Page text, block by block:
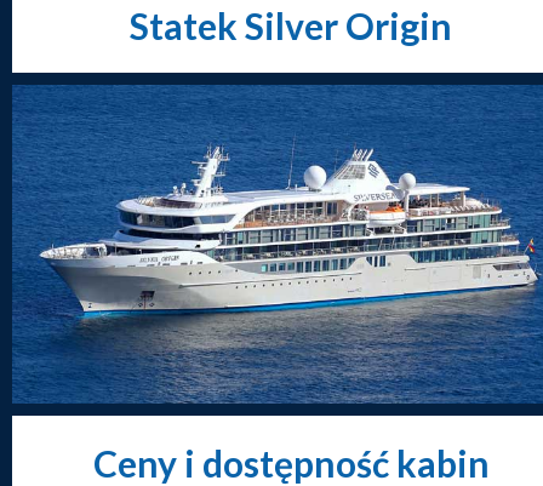
Statek Silver Origin
Ceny i dostępność kabin